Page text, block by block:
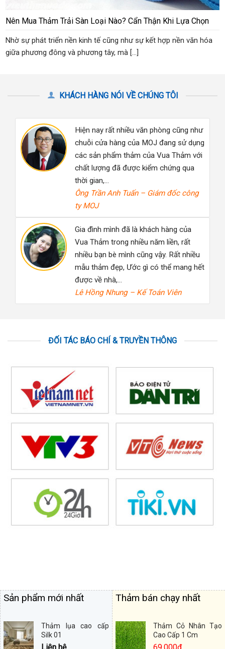
Nên Mua Thảm Trải Sàn Loại Nào? Cẩn Thận Khi Lựa Chọn
Nhờ sự phát triển nền kinh tế cũng như sự kết hợp nền văn hóa
giữa phương đông và phương tây, mà [...]
KHÁCH HÀNG NÓI VỀ CHÚNG TÔI
Vua Thảm là hệ thống thảm hàng
hiện nay với chất lượng đảm bảo,
giá hợp lý. Tôi hoàn toàn hài lòng sau
nhiều năm là khách hàng thân thiết…
Nguyễn Duy Linh – Khách Sạn Meliá
Hanoi
Đối với mình, việc lựa chọn Thảm
không chỉ phụ thuộc vào giá thành,
trên hết đó là chất lượng sản phẩm.
Cảm ơn Vua Thảm với những sản
phẩm hết sức tuyệt vời…
Đặng Thu Phuong – Báo
cũng như
sử dụng
Thảm với
qua
rất
nhiều
mang hết
Silk 01
Liên hệ
Cao Cấp 1 Cm
69.000₫